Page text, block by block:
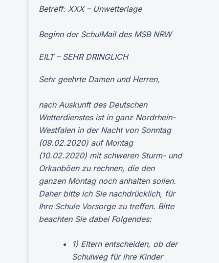
Betreff: XXX – Unwetterlage
Beginn der SchulMail des MSB NRW
EILT – SEHR DRINGLICH
Sehr geehrte Damen und Herren,
nach Auskunft des Deutschen
Wetterdienstes ist in ganz Nordrhein-
Westfalen in der Nacht von Sonntag
(09.02.2020) auf Montag
(10.02.2020) mit schweren Sturm- und
Orkanböen zu rechnen, die den
ganzen Montag noch anhalten sollen.
Daher bitte ich Sie nachdrücklich, für
Ihre Schule Vorsorge zu treffen. Bitte
beachten Sie dabei Folgendes:
1) Eltern entscheiden, ob der
Schulweg für ihre Kinder